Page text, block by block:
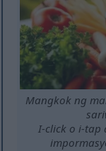
Mangkok ng
I-click o i-tap